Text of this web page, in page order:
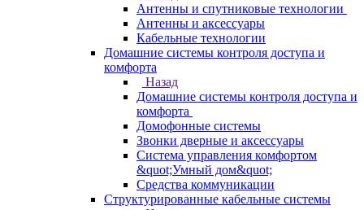
Антенны и спутниковые технологии
Антенны и аксессуары
Кабельные технологии
Домашние системы контроля доступа и
комфорта
Назад
Домашние системы контроля доступа и
комфорта
Домофонные системы
Звонки дверные и аксессуары
Система управления комфортом
&quot;Умный дом&quot;
Средства коммуникации
Структурированные кабельные системы